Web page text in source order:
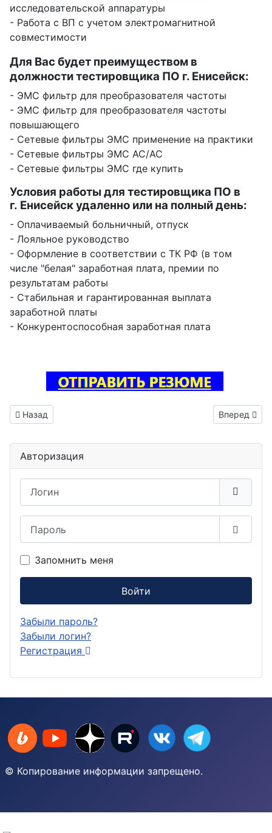
исследовательской аппаратуры
- Работа с ВП с учетом электромагнитной
совместимости
Для Вас будет преимуществом в
должности тестировщика ПО г. Енисейск:
- ЭМС фильтр для преобразователя частоты
- ЭМС фильтр для преобразователя частоты
повышающего
- Сетевые фильтры ЭМС применение на практики
- Сетевые фильтры ЭМС AC/AC
- Сетевые фильтры ЭМС где купить
Условия работы для тестировщика ПО в
г. Енисейск удаленно или на полный день:
- Оплачиваемый больничный, отпуск
- Лояльное руководство
- Оформление в соответствии с ТК РФ (в том
числе "белая" заработная плата, премии по
результатам работы
- Стабильная и гарантированная выплата
заработной платы
- Конкурентоспособная заработная плата
Предыдущий: Тестировщик ПО вакансия Сестрорецк
Назад Следующий:
Вперед
Авторизация
Запомнить меня
Войти
Забыли пароль?
Забыли логин?
Регистрация
© Копирование информации запрещено.